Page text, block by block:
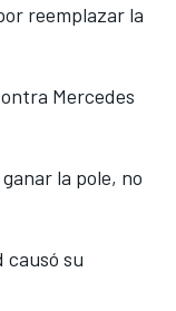
reemplazar la
Mercedes
la pole, no
causó su